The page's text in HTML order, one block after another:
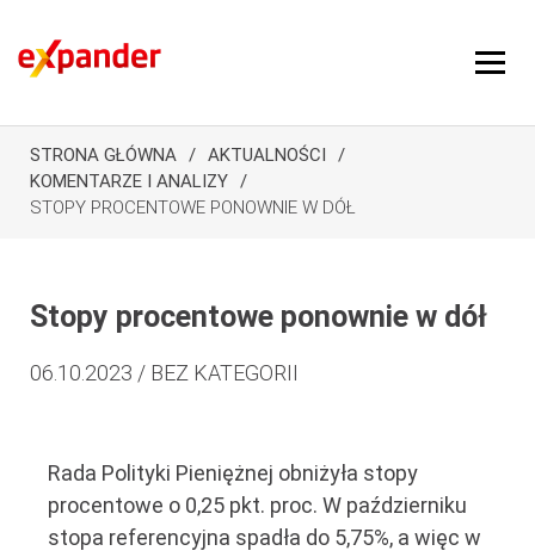
STRONA GŁÓWNA
AKTUALNOŚCI
KOMENTARZE I ANALIZY
STOPY PROCENTOWE PONOWNIE W DÓŁ
Stopy procentowe ponownie w dół
06.10.2023 / BEZ KATEGORII
Rada Polityki Pieniężnej obniżyła stopy
procentowe o 0,25 pkt. proc. W październiku
stopa referencyjna spadła do 5,75%, a więc w